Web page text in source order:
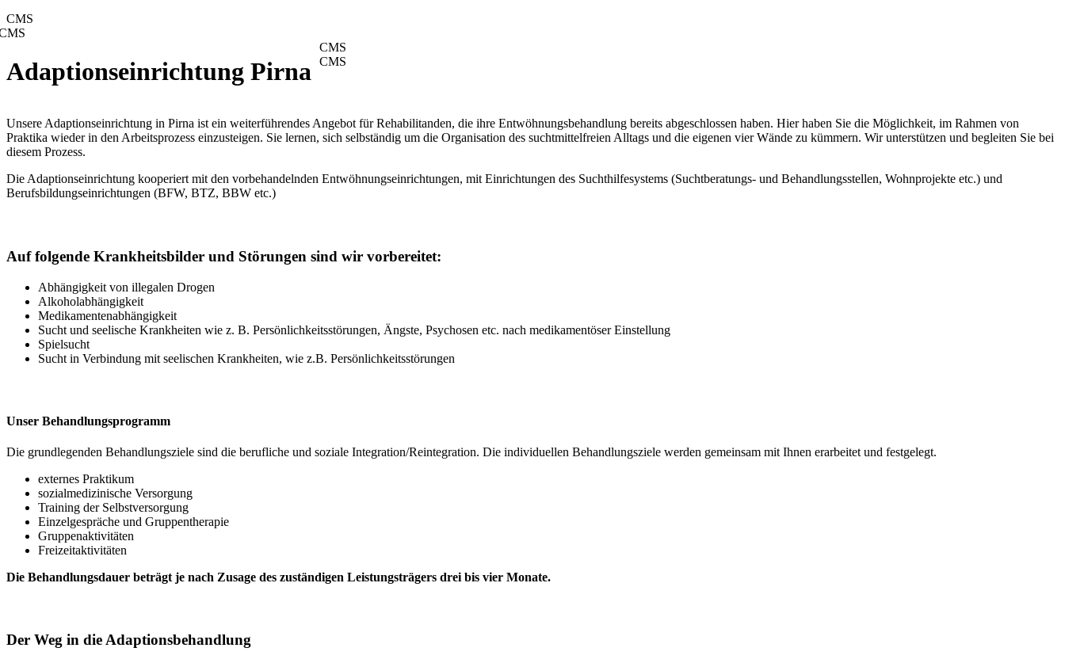
CMS
Adaptionseinrichtung Pirna
CMS
Unsere Adaptionseinrichtung in Pirna ist ein weiterführendes Angebot für Rehabilitanden, die ihre Entwöhnungsbehandlung bereits abgeschlossen haben. Hier haben Sie die Möglichkeit, im Rahmen von
Praktika wieder in den Arbeitsprozess einzusteigen. Sie lernen, sich selbständig um die Organisation des suchtmittelfreien Alltags und die eigenen vier Wände zu kümmern. Wir unterstützen und begleiten Sie bei
diesem Prozess.
Die Adaptionseinrichtung kooperiert mit den vorbehandelnden Entwöhnungseinrichtungen, mit Einrichtungen des Suchthilfesystems (Suchtberatungs- und Behandlungsstellen, Wohnprojekte etc.) und
Berufsbildungseinrichtungen (BFW, BTZ, BBW etc.)
Auf folgende Krankheitsbilder und Störungen sind wir vorbereitet:
Abhängigkeit von illegalen Drogen
Alkoholabhängigkeit
Medikamentenabhängigkeit
Sucht und seelische Krankheiten wie z. B. Persönlichkeitsstörungen, Ängste, Psychosen etc. nach medikamentöser Einstellung
Spielsucht
Sucht in Verbindung mit seelischen Krankheiten, wie z.B. Persönlichkeitsstörungen
Unser Behandlungsprogramm
Die grundlegenden Behandlungsziele sind die berufliche und soziale Integration/Reintegration. Die individuellen Behandlungsziele werden gemeinsam mit Ihnen erarbeitet und festgelegt.
externes Praktikum
sozialmedizinische Versorgung
Training der Selbstversorgung
Einzelgespräche und Gruppentherapie
Gruppenaktivitäten
Freizeitaktivitäten
Die Behandlungsdauer beträgt je nach Zusage des zuständigen Leistungsträgers drei bis vier Monate.
Der Weg in die Adaptionsbehandlung
CMS